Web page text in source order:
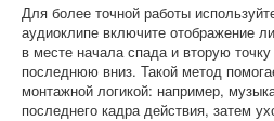
Для более точной работы
аудиоклипе включите отображение
в месте начала спада и вторую
последнюю вниз. Такой метод
монтажной логикой: например,
последнего кадра действия, затем